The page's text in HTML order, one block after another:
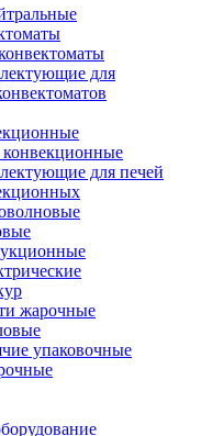
для
для печей
жарочные
упаковочные